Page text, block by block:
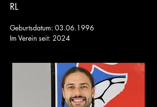
RL
Geburtsdatum: 03.06.1996
Im Verein seit: 2024